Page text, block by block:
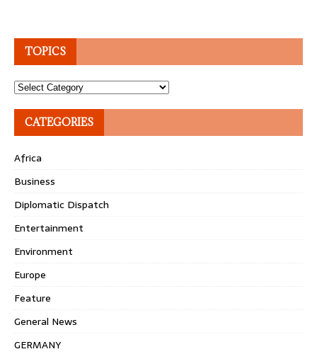
TOPICS
Topics
CATEGORIES
Africa
Business
Diplomatic Dispatch
Entertainment
Environment
Europe
Feature
General News
GERMANY